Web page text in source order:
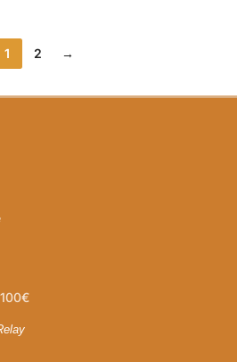
1 2 →